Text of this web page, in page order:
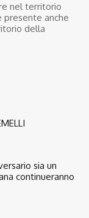
nel territorio
presente anche
della
sia un
continueranno